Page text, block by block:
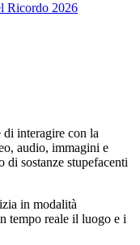
Ricordo 2026
interagire con la
audio, immagini e
di sostanze stupefacenti
in modalità
tempo reale il luogo e i